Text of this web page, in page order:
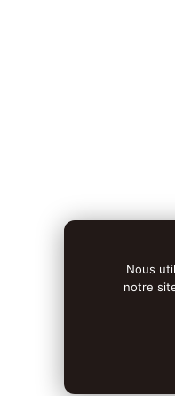
Nous
notre